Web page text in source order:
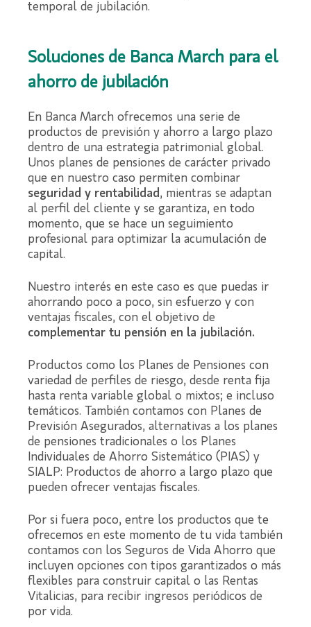
temporal de jubilación.
Soluciones de Banca March para el
ahorro de jubilación
En Banca March ofrecemos una serie de
productos de previsión y ahorro a largo plazo
dentro de una estrategia patrimonial global.
Unos planes de pensiones de carácter privado
que en nuestro caso permiten combinar
seguridad y rentabilidad , mientras se adaptan
al perfil del cliente y se garantiza, en todo
momento, que se hace un seguimiento
profesional para optimizar la acumulación de
capital.
Nuestro interés en este caso es que puedas ir
ahorrando poco a poco, sin esfuerzo y con
ventajas fiscales, con el objetivo de
complementar tu pensión en la jubilación.
Productos como los Planes de Pensiones con
variedad de perfiles de riesgo, desde renta fija
hasta renta variable global o mixtos; e incluso
temáticos. También contamos con Planes de
Previsión Asegurados, alternativas a los planes
de pensiones tradicionales o los Planes
Individuales de Ahorro Sistemático (PIAS) y
SIALP: Productos de ahorro a largo plazo que
pueden ofrecer ventajas fiscales.
Por si fuera poco, entre los productos que te
ofrecemos en este momento de tu vida también
contamos con los Seguros de Vida Ahorro que
incluyen opciones con tipos garantizados o más
flexibles para construir capital o las Rentas
Vitalicias, para recibir ingresos periódicos de
por vida.